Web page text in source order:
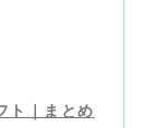
ト｜まとめ